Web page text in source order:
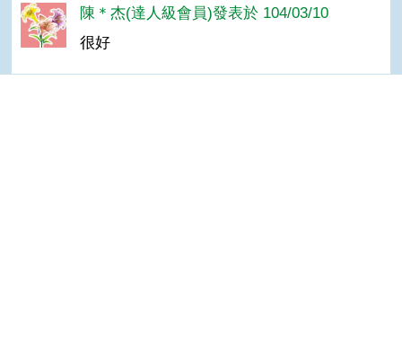
陳＊杰(達人級會員)發表於 104/03/10
很好